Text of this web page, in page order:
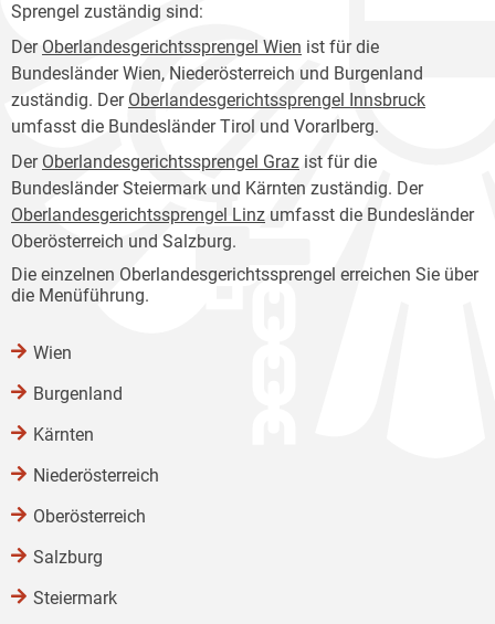
Sprengel zuständig sind:
DerOberlandesgerichtssprengel Wien ist für die
Bundesländer Wien, Niederösterreich und Burgenland
zuständig. Der Oberlandesgerichtssprengel Innsbruck
umfasst die Bundesländer Tirol und Vorarlberg.
Der Oberlandesgerichtssprengel Graz ist für die
Bundesländer Steiermark und Kärnten zuständig. Der
Oberlandesgerichtssprengel Linz umfasst die Bundesländer
Oberösterreich und Salzburg.
Die einzelnen Oberlandesgerichtssprengel erreichen Sie über
die Menüführung.
Wien
Burgenland
Kärnten
Niederösterreich
Oberösterreich
Salzburg
Steiermark